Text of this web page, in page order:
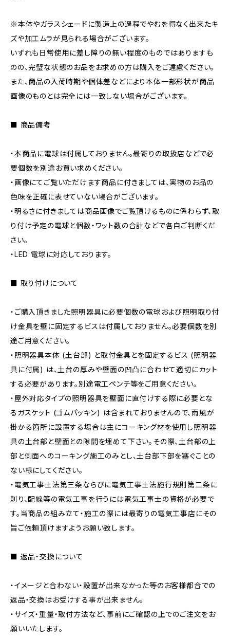
※本体やガラスシェードに製造上の過程でやむを得なく出来たキ
ズや加工ムラが見られる場合がございます。
いずれも日常使用に差し障りの無い程度のものではありますも
のの、完璧な状態のお品をお求めの方は購入をご遠慮ください。
また、商品の入荷時期や個体差などにより本体一部形状が商品
画像のものとは完全には一致しない場合がございます。
■ 商品備考
・本商品に電球は付属しておりません。最寄りの取扱店などで必
要個数を別途お買い求めください。
・画像にてご覧いただけます商品に付きましては、実物のお品の
色味を正確に表せていない場合がございます。
・明るさに付きましては商品画像でご覧頂けるものに係わらず、取
り付け予定の電球と個数・ワット数の合計などで各自ご判断くだ
さい。
・LED 電球に対応しております。
■ 取り付けについて
・ご購入頂きました照明器具に必要個数の電球および照明取り付
け金具を壁に固定するビスは付属しておりません。必要個数を別
途ご用意ください。
・照明器具本体 (土台部) と取付金具とを固定するビス (照明器
具に付属) は、土台の厚みや壁面の凹凸に合わせて適切にカット
する必要があります。別途電工ペンチ等をご用意ください。
・屋外対応タイプの照明器具を壁面に直付けする際に必要とな
るガスケット (ゴムパッキン) は含まれておりませんので、雨風が
掛かる箇所に設置する場合は主にコーキング材を使用し照明器
具の土台部と壁面との隙間を埋めて下さい。その際、土台部の上
部と側面へのコーキング施工のみとし、土台部下部を塞ぐことの
ない様にしてください。
・電気工事士法第三条ならびに電気工事士法施行規則第二条に
則り、配線等の電気工事を行うには電気工事士の資格が必要で
す。当商品の組み立て・施工の際には最寄りの電気工事店にその
旨ご依頼頂けますようお願い致します。
■ 返品・交換について
・イメージと合わない・設置が出来なかった等のお客様都合での
返品・交換はお受けする事が出来ません。
・サイズ・重量・取付方法など、事前にご確認の上でのご注文をお
願いいたします。